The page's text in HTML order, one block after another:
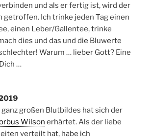
und als er fertig ist, wird der
Ich trinke jeden Tag einen
einen Leber/Gallentee, trinke
dies und das und die Bluwerte
Warum … lieber Gott? Eine
…
großen Blutbildes hat sich der
Wilson erhärtet. Als der liebe
verteilt hat, habe ich